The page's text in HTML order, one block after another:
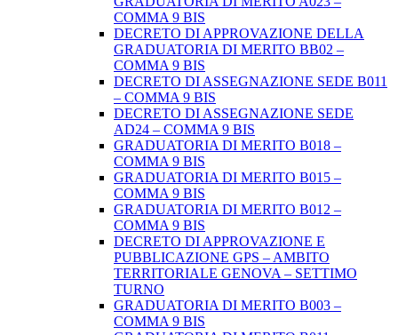
COMMA 9 BIS
DECRETO DI APPROVAZIONE DELLA
GRADUATORIA DI MERITO BB02 –
COMMA 9 BIS
DECRETO DI ASSEGNAZIONE SEDE B011
– COMMA 9 BIS
DECRETO DI ASSEGNAZIONE SEDE
AD24 – COMMA 9 BIS
GRADUATORIA DI MERITO B018 –
COMMA 9 BIS
GRADUATORIA DI MERITO B015 –
COMMA 9 BIS
GRADUATORIA DI MERITO B012 –
COMMA 9 BIS
DECRETO DI APPROVAZIONE E
PUBBLICAZIONE GPS – AMBITO
TERRITORIALE GENOVA – SETTIMO
TURNO
GRADUATORIA DI MERITO B003 –
COMMA 9 BIS